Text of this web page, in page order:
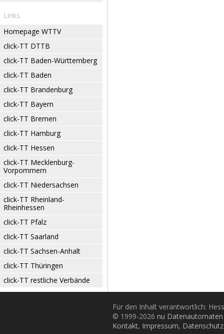
Links
Homepage WTTV
click-TT DTTB
click-TT Baden-Württemberg
click-TT Baden
click-TT Brandenburg
click-TT Bayern
click-TT Bremen
click-TT Hamburg
click-TT Hessen
click-TT Mecklenburg-
Vorpommern
click-TT Niedersachsen
click-TT Rheinland-
Rheinhessen
click-TT Pfalz
click-TT Saarland
click-TT Sachsen-Anhalt
click-TT Thüringen
click-TT restliche Verbände
Für den Inhalt verantwortlich:
© 1999-2026 nu
Kontakt, Impressum, Datenschutz